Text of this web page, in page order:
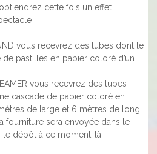
obtiendrez cette fois un effet
!
vous recevrez des tubes dont le
pastilles en papier coloré d’un
vous recevrez des tubes
cascade de papier coloré en
de large et 6 mètres de long.
fourniture sera envoyée dans le
dépôt à ce moment-là.